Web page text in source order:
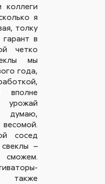
я
толку
в
четко
мы
года,
урожай
думаю,
сосед
–
также